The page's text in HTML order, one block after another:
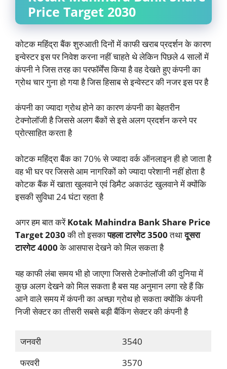
Price Target 2030
कोटक महिंद्रा बैंक शुरुआती दिनों में काफी खराब प्रदर्शन के कारण
इन्वेस्टर इस पर निवेश करना नहीं चाहते थे लेकिन पिछले 4 सालों में
कंपनी ने जिस तरह का परफॉर्मेंस किया है वह देखते हुए कंपनी का
ग्रोथ चार गुना हो गया है जिस हिसाब से इन्वेस्टर की नजर इस पर है
कंपनी का ज्यादा ग्रोथ होने का कारण कंपनी का बेहतरीन
टेक्नोलॉजी है जिससे अलग बैंकों से इसे अलग प्रदर्शन करने पर
प्रोत्साहित करता है
कोटक महिंद्रा बैंक का 70% से ज्यादा वर्क ऑनलाइन ही हो जाता है
वह भी घर पर जिससे आम नागरिकों को ज्यादा परेशानी नहीं होता है
कोटक बैंक में खाता खुलवाने एवं डिमैट अकाउंट खुलवाने में क्योंकि
इसकी सुविधा 24 घंटा रहता है
अगर हम बात करेंKotak Mahindra Bank Share Price
Target2030की तो इसकापहला टारगेट 3500तथादूसरा
टारगेट 4000के आसपास देखने को मिल सकता है
यह काफी लंबा समय भी हो जाएगा जिससे टेक्नोलॉजी की दुनिया में
कुछ अलग देखने को मिल सकता है बस यह अनुमान लगा रहे हैं कि
आने वाले समय में कंपनी का अच्छा ग्रोथ हो सकता क्योंकि कंपनी
निजी सेक्टर का तीसरी सबसे बड़ी बैंकिंग सेक्टर की कंपनी है
जनवरी
3540
फरवरी
3570